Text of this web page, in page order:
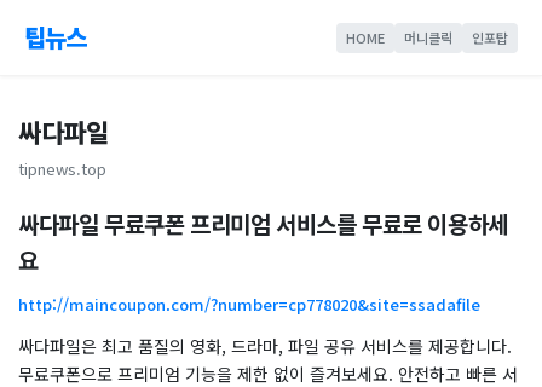
팁뉴스 HOME 머니클릭 인포탑
싸다파일
tipnews.top
싸다파일 무료쿠폰 프리미엄 서비스를 무료로 이용하세
요
http://maincoupon.com/?number=cp778020&site=ssadafile
싸다파일은 최고 품질의 영화, 드라마, 파일 공유 서비스를 제공합니다.
무료쿠폰으로 프리미엄 기능을 제한 없이 즐겨보세요. 안전하고 빠른 서